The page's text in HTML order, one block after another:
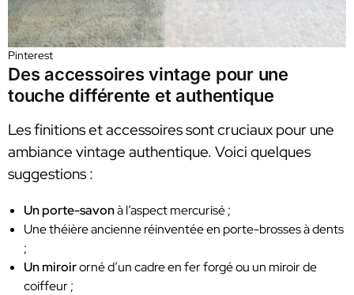
Pinterest
Des accessoires vintage pour une
touche différente et authentique
Les finitions et accessoires sont cruciaux pour une
ambiance vintage authentique. Voici quelques
suggestions :
Un porte-savonà l’aspect mercurisé ;
Une théière ancienne réinventée en porte-brosses à dents
;
Un miroirorné d’un cadre en fer forgé ou un miroir de
coiffeur ;